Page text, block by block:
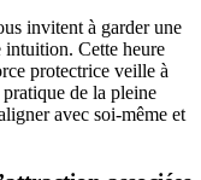
invitent à garder une
intuition. Cette heure
protectrice veille à
de la pleine
avec soi-même et